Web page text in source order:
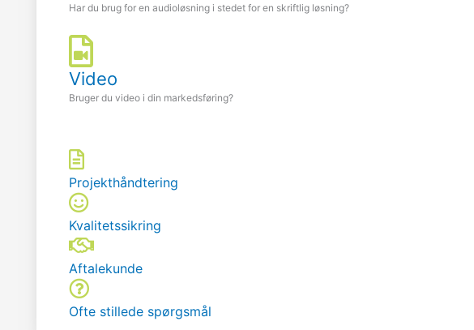
Har du brug for en audioløsning i stedet for en skriftlig løsning?
Video
Bruger du video i din markedsføring?
Projekthåndtering
Kvalitetssikring
Aftalekunde
Ofte stillede spørgsmål